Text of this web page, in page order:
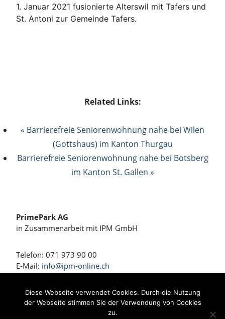
1. Januar 2021 fusionierte Alterswil mit Tafers und
St. Antoni zur Gemeinde Tafers.
Related Links:
« Barrierefreie Seniorenwohnung nahe bei Wilen
(Gottshaus) im Kanton Thurgau
Barrierefreie Seniorenwohnung nahe bei Botsberg
im Kanton St. Gallen »
PrimePark AG
in Zusammenarbeit mit IPM GmbH
Telefon: 071 973 90 00
E-Mail: info@ipm-online.ch
Wohnen und Arbeiten am Rennweg
Bahnhofstrasse 4 + 4a
Diese Webseite verwendet Cookies. Durch die Nutzung
der Webseite stimmen Sie der Verwendung von Cookies
zu.